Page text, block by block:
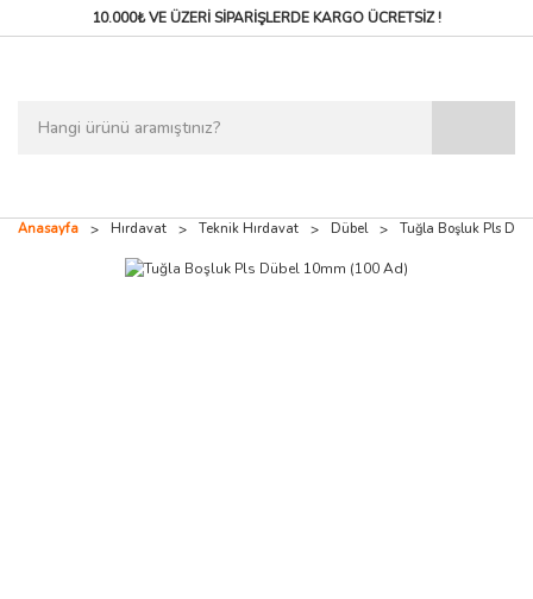
10.000₺ VE ÜZERİ SİPARİŞLERDEKARGO ÜCRETSİZ !
Anasayfa Hırdavat Teknik Hırdavat Dübel Tuğla Boşluk Pls